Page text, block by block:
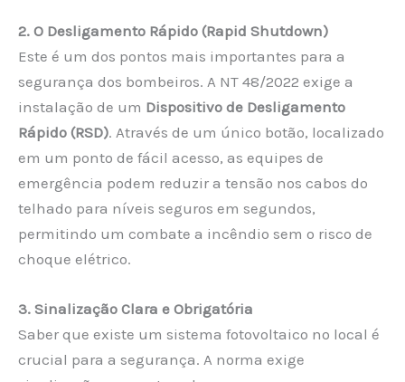
2. O Desligamento Rápido (Rapid Shutdown)
Este é um dos pontos mais importantes para a
segurança dos bombeiros. A NT 48/2022 exige a
instalação de um Dispositivo de Desligamento
Rápido (RSD). Através de um único botão, localizado
em um ponto de fácil acesso, as equipes de
emergência podem reduzir a tensão nos cabos do
telhado para níveis seguros em segundos,
permitindo um combate a incêndio sem o risco de
choque elétrico.
3. Sinalização Clara e Obrigatória
Saber que existe um sistema fotovoltaico no local é
crucial para a segurança. A norma exige